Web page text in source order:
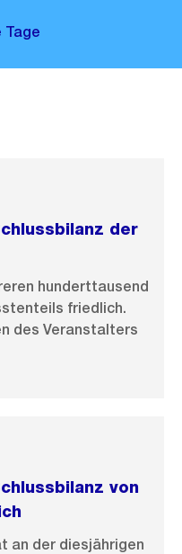
Tage
der
hunderttausend
friedlich.
des Veranstalters
von
an der diesjährigen